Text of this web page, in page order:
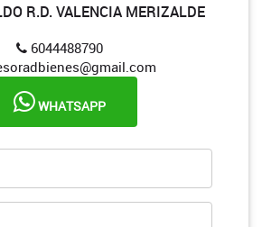
R.D. VALENCIA MERIZALDE
6044488790
WHATSAPP